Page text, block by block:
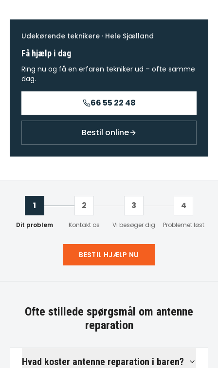
Udekørende teknikere · Hele Sjælland
Få hjælp i dag
Ring nu og få en erfaren tekniker ud – ofte samme
dag.
66 55 22 48
Bestil online
1
Dit problem
2
Kontakt os
3
Vi besøger dig
4
Problemet løst
BESTIL HJÆLP NU
Ofte stillede spørgsmål om antenne
reparation
Hvad koster antenne reparation i baren?